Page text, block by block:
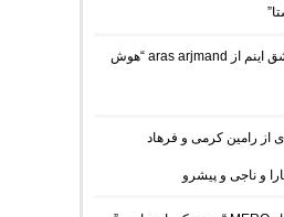
دانلود آهنگ من فقط عاشق اینم از aras arjmand “هوش
از رامین کرمی و فرهاد
و ناجی و پیشرو